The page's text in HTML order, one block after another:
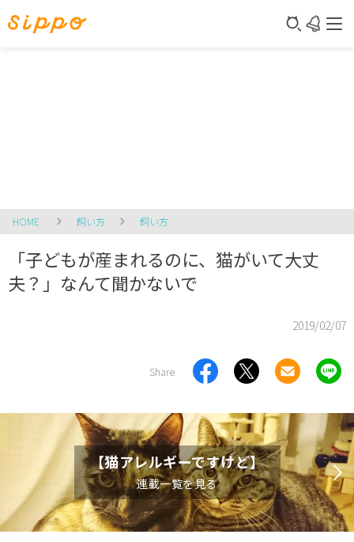
HOME 飼い方 飼い方
「子どもが産まれるのに、猫がいて大丈
夫？」なんて聞かないで
2019/02/07
Share
【猫アレルギーですけど】
連載一覧を見る